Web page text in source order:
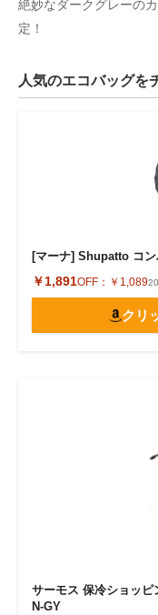
絶妙なダークグレーの
定！
人気のエコバッグを
[マーナ] Shupatto コ
￥1,891OFF： ￥1,089
クリ
サーモス 保冷ショッピ
N-GY